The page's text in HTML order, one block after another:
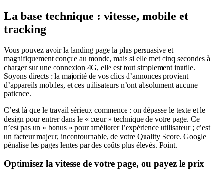
La base technique : vitesse, mobile et
tracking
Vous pouvez avoir la landing page la plus persuasive et
magnifiquement conçue au monde, mais si elle met cinq secondes à
charger sur une connexion 4G, elle est tout simplement inutile.
Soyons directs : la majorité de vos clics d’annonces provient
d’appareils mobiles, et ces utilisateurs n’ont absolument aucune
patience.
C’est là que le travail sérieux commence : on dépasse le texte et le
design pour entrer dans le « cœur » technique de votre page. Ce
n’est pas un « bonus » pour améliorer l’expérience utilisateur ; c’est
un facteur majeur, incontournable, de votre Quality Score. Google
pénalise les pages lentes par des coûts plus élevés. Point.
Optimisez la vitesse de votre page, ou payez le prix